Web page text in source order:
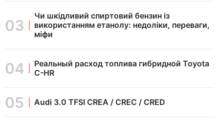
Чи шкідливий спиртовий бензин із
використанням етанолу: недоліки, переваги,
міфи
Реальный расход топлива гибридной Toyota
C-HR
Audi 3.0 TFSI CREA / CREC / CRED